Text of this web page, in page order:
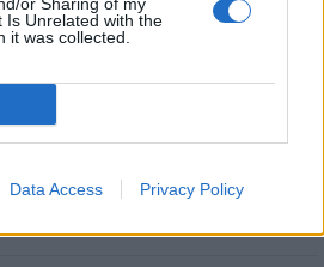
Is Unrelated with the
it was collected.
Data Access Privacy Policy